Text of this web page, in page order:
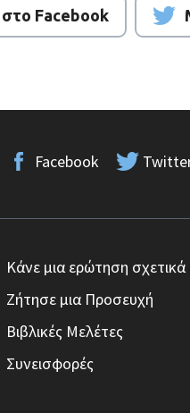
στο Facebook
Facebook
Κάνε μια ερώτηση
Ζήτησε μια Προσευχή
Βιβλικές Μελέτες
Συνεισφορές